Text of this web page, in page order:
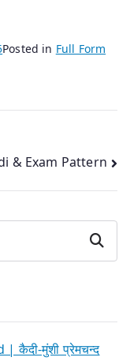
Posted in Full Form
& Exam Pattern
Search
कैदी-मुंशी प्रेमचन्द